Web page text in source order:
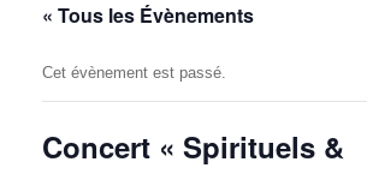
« Tous les Évènements
Cet évènement est passé.
Concert « Spirituels &